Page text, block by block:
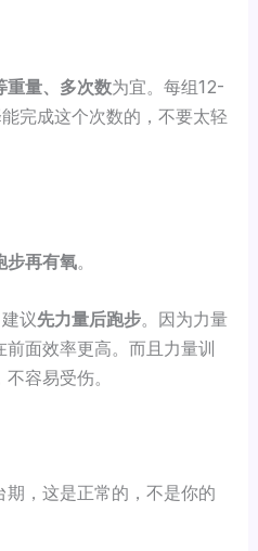
重量、多次数为宜。每组12-
完成这个次数的，不要太轻
步再有氧。
议先力量后跑步。因为力量
面效率更高。而且力量训
容易受伤。
，这是正常的，不是你的